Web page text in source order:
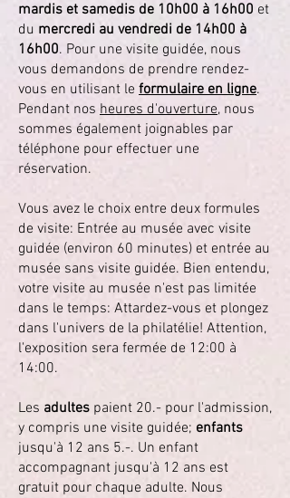
mardis et samedis de 10h00 à 16h00 et
du mercredi au vendredi de 14h00 à
16h00. Pour une visite guidée, nous
vous demandons de prendre rendez-
vous en utilisant le formulaire en ligne.
Pendant nos heures d'ouverture, nous
sommes également joignables par
téléphone pour effectuer une
réservation.
Vous avez le choix entre deux formules
de visite: Entrée au musée avec visite
guidée (environ 60 minutes) et entrée au
musée sans visite guidée. Bien entendu,
votre visite au musée n'est pas limitée
dans le temps: Attardez-vous et plongez
dans l'univers de la philatélie! Attention,
l'exposition sera fermée de 12:00 à
14:00.
Les adultes paient 20.- pour l'admission,
y compris une visite guidée; enfants
jusqu'à 12 ans 5.-. Un enfant
accompagnant jusqu'à 12 ans est
gratuit pour chaque adulte. Nous